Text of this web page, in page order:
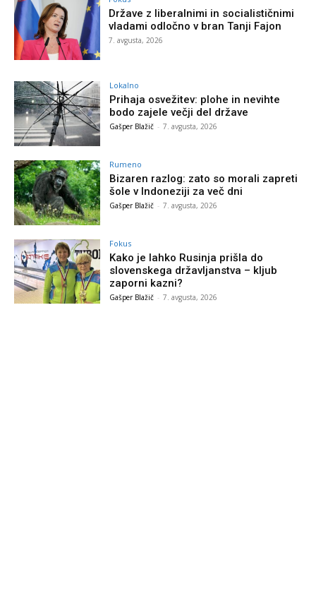
Države z liberalnimi in socialističnimi
vladami odločno v bran Tanji Fajon
7. avgusta, 2026
Lokalno
Prihaja osvežitev: plohe in nevihte
bodo zajele večji del države
Gašper Blažič - 7. avgusta, 2026
Rumeno
Bizaren razlog: zato so morali zapreti
šole v Indoneziji za več dni
Gašper Blažič - 7. avgusta, 2026
Fokus
Kako je lahko Rusinja prišla do
slovenskega državljanstva – kljub
zaporni kazni?
Gašper Blažič - 7. avgusta, 2026